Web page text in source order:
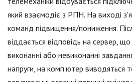
який взаємодіє з РПН. На виході
команд підвищення/пониження.
віддається відповідь на сервер,
виконанні або невиконанні
напруги, на комп'ютер виводяться